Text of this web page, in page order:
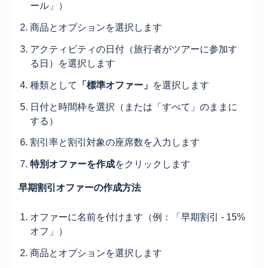
ール」）
商品とオプションを選択します
アクティビティの日付（旅行者がツアーに参加す
る日）を選択します
種類として 「標準オファー」 を選択します
日付と時間枠を選択（または「すべて」のままに
する）
割引率と割引対象の座席数を入力します
特別オファーを作成をクリックします
早期割引オファーの作成方法
オファーに名前を付けます（例：「早期割引 - 15%
オフ」）
商品とオプションを選択します